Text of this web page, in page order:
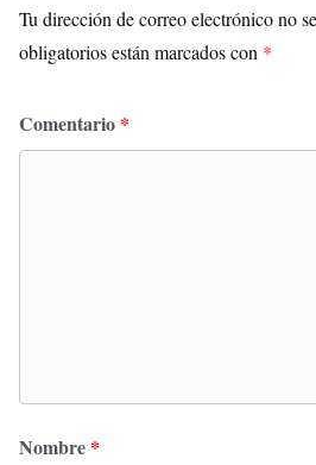
Tu dirección de correo electrónico no
obligatorios están marcados con *
Comentario *
Nombre *